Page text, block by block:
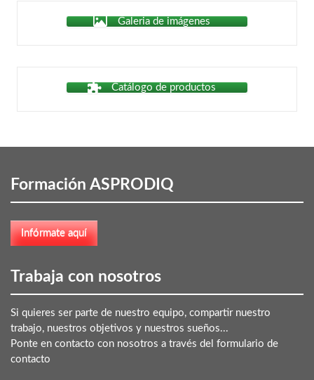
Galeria de imágenes
Catálogo de productos
Formación ASPRODIQ
Trabaja con nosotros
Si quieres ser parte de nuestro equipo, compartir nuestro
trabajo, nuestros objetivos y nuestros sueños...
Ponte en contacto con nosotros a través del formulario de
contacto